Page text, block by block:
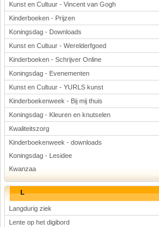
Kunst en Cultuur - Vincent van Gogh
Kinderboeken - Prijzen
Koningsdag - Downloads
Kunst en Cultuur - Werelderfgoed
Kinderboeken - Schrijver Online
Koningsdag - Evenementen
Kunst en Cultuur - YURLS kunst
Kinderboekenweek - Bij mij thuis
Koningsdag - Kleuren en knutselen
Kwaliteitszorg
Kinderboekenweek - downloads
Koningsdag - Lesidee
Kwanzaa
L
Langdurig ziek
Lente op het digibord